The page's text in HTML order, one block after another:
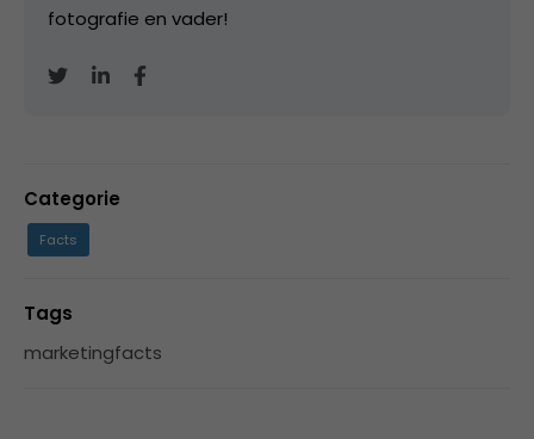
fotografie en vader!
Categorie
Facts
Tags
marketingfacts